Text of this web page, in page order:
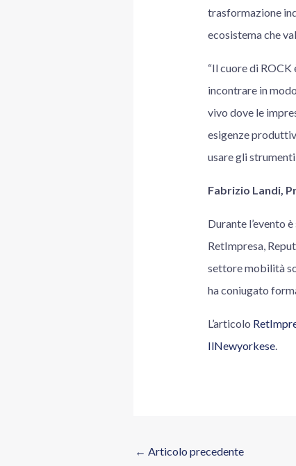
trasformazione
ecosistema che
“Il cuore di
incontrare in
vivo dove le
esigenze
usare gli
Fabrizio Landi,
Durante l’evento
RetImpresa,
settore mobilità
ha coniugato
L’articolo
IlNewyorkese.
← Articolo precedente